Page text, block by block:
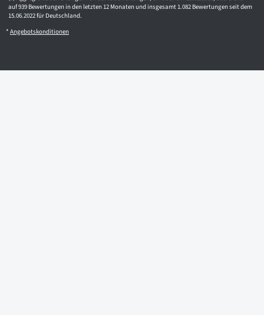
auf 939 Bewertungen in den letzten 12 Monaten und insgesamt 1.082 Bewertungen seit dem
15.06.2022 für Deutschland.
* Angebotskonditionen